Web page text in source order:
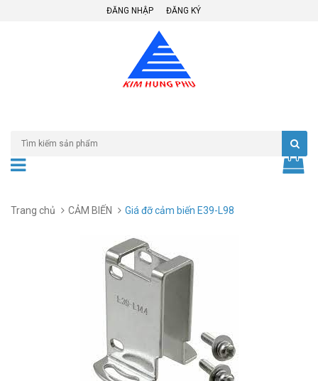
ĐĂNG NHẬP ĐĂNG KÝ
Trang chủ CẢM BIẾN Giá đỡ cảm biến E39-L98